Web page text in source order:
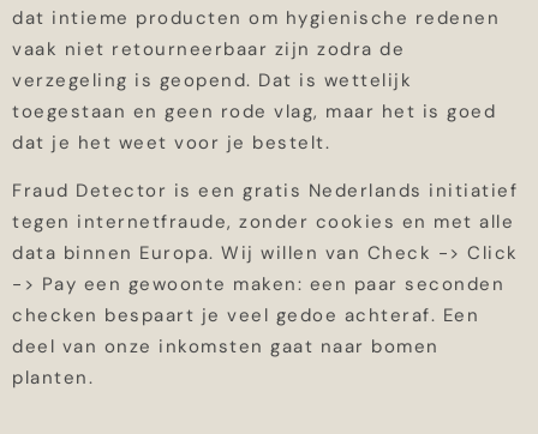
dat intieme producten om hygienische redenen
vaak niet retourneerbaar zijn zodra de
verzegeling is geopend. Dat is wettelijk
toegestaan en geen rode vlag, maar het is goed
dat je het weet voor je bestelt.
Fraud Detector is een gratis Nederlands initiatief
tegen internetfraude, zonder cookies en met alle
data binnen Europa. Wij willen van Check -> Click
-> Pay een gewoonte maken: een paar seconden
checken bespaart je veel gedoe achteraf. Een
deel van onze inkomsten gaat naar bomen
planten.